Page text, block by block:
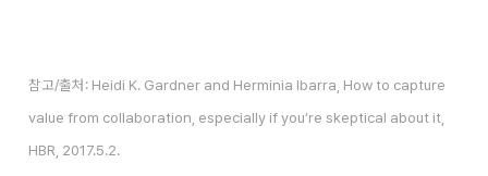
참고/출처: Heidi K. Gardner and Herminia Ibarra, How to capture
value from collaboration, especially if you’re skeptical about it,
HBR, 2017.5.2.